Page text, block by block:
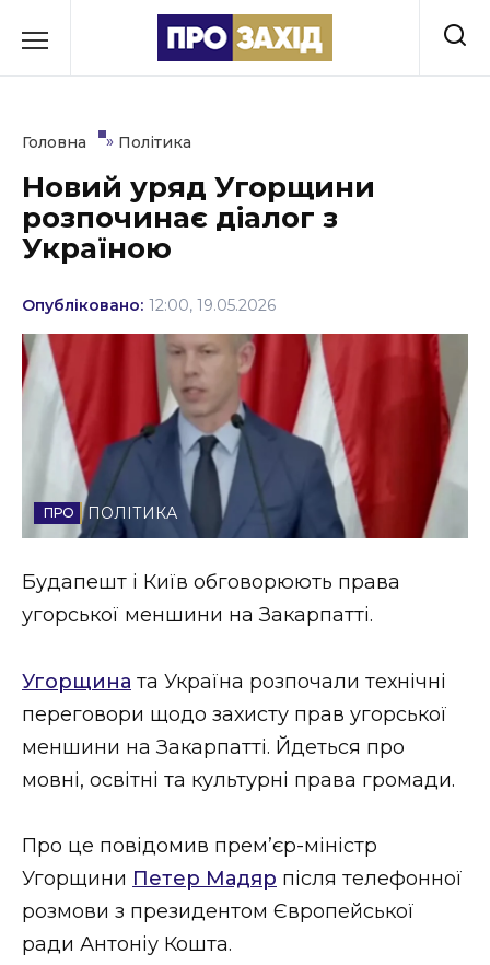
до
Культура
Освіта
Події
Політика
Соціум
Спорт
Стиль життя
Втрачений Ужгород (відеоверсія)
ЗАКАРПАТСЬКІ НОВИНИ
ФОТО
Головна » Політика
Новий уряд Угорщини
розпочинає діалог з
Україною
Опубліковано: 12:00, 19.05.2026
ПОЛІТИКА
Будапешт і Київ обговорюють права
угорської меншини на Закарпатті.
Угорщина та Україна розпочали технічні
переговори щодо захисту прав угорської
меншини на Закарпатті. Йдеться про
мовні, освітні та культурні права громади.
Про це повідомив прем’єр-міністр
Угорщини Петер Мадяр після телефонної
розмови з президентом Європейської
ради Антоніу Кошта.